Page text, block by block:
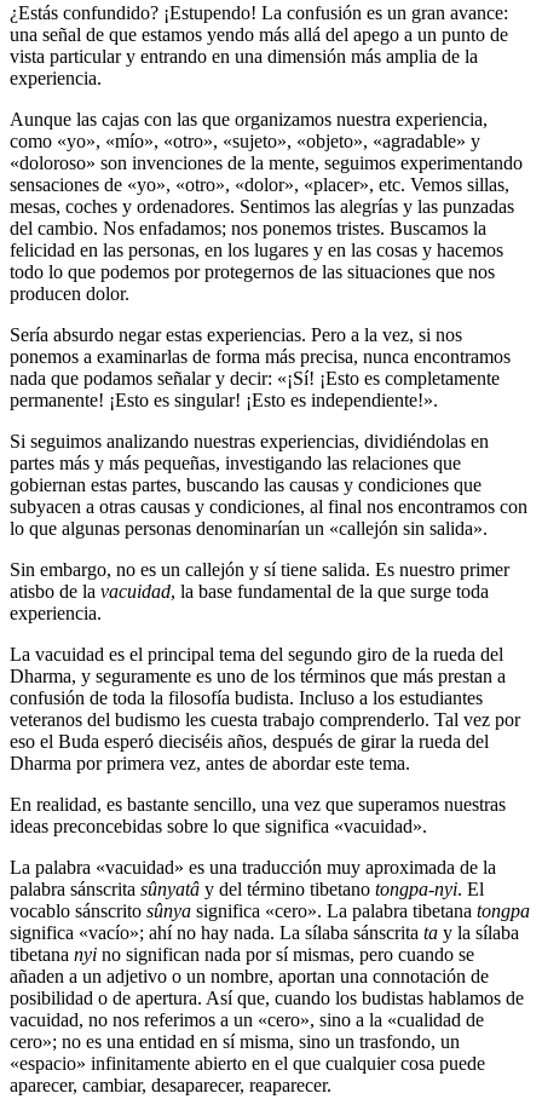
¿Estás confundido? ¡Estupendo! La confusión es un gran avance:
una señal de que estamos yendo más allá del apego a un punto de
vista particular y entrando en una dimensión más amplia de la
experiencia.
Aunque las cajas con las que organizamos nuestra experiencia,
como «yo», «mío», «otro», «sujeto», «objeto», «agradable» y
«doloroso» son invenciones de la mente, seguimos experimentando
sensaciones de «yo», «otro», «dolor», «placer», etc. Vemos sillas,
mesas, coches y ordenadores. Sentimos las alegrías y las punzadas
del cambio. Nos enfadamos; nos ponemos tristes. Buscamos la
felicidad en las personas, en los lugares y en las cosas y hacemos
todo lo que podemos por protegernos de las situaciones que nos
producen dolor.
Sería absurdo negar estas experiencias. Pero a la vez, si nos
ponemos a examinarlas de forma más precisa, nunca encontramos
nada que podamos señalar y decir: «¡Sí! ¡Esto es completamente
permanente! ¡Esto es singular! ¡Esto es independiente!».
Si seguimos analizando nuestras experiencias, dividiéndolas en
partes más y más pequeñas, investigando las relaciones que
gobiernan estas partes, buscando las causas y condiciones que
subyacen a otras causas y condiciones, al final nos encontramos con
lo que algunas personas denominarían un «callejón sin salida».
Sin embargo, no es un callejón y sí tiene salida. Es nuestro primer
atisbo de la vacuidad, la base fundamental de la que surge toda
experiencia.
La vacuidad es el principal tema del segundo giro de la rueda del
Dharma, y seguramente es uno de los términos que más prestan a
confusión de toda la filosofía budista. Incluso a los estudiantes
veteranos del budismo les cuesta trabajo comprenderlo. Tal vez por
eso el Buda esperó dieciséis años, después de girar la rueda del
Dharma por primera vez, antes de abordar este tema.
En realidad, es bastante sencillo, una vez que superamos nuestras
ideas preconcebidas sobre lo que significa «vacuidad».
La palabra «vacuidad» es una traducción muy aproximada de la
palabra sánscrita sûnyatâ y del término tibetano tongpa-nyi. El
vocablo sánscrito sûnya significa «cero». La palabra tibetana tongpa
significa «vacío»; ahí no hay nada. La sílaba sánscrita ta y la sílaba
tibetana nyi no significan nada por sí mismas, pero cuando se
añaden a un adjetivo o un nombre, aportan una connotación de
posibilidad o de apertura. Así que, cuando los budistas hablamos de
vacuidad, no nos referimos a un «cero», sino a la «cualidad de
cero»; no es una entidad en sí misma, sino un trasfondo, un
«espacio» infinitamente abierto en el que cualquier cosa puede
aparecer, cambiar, desaparecer, reaparecer.